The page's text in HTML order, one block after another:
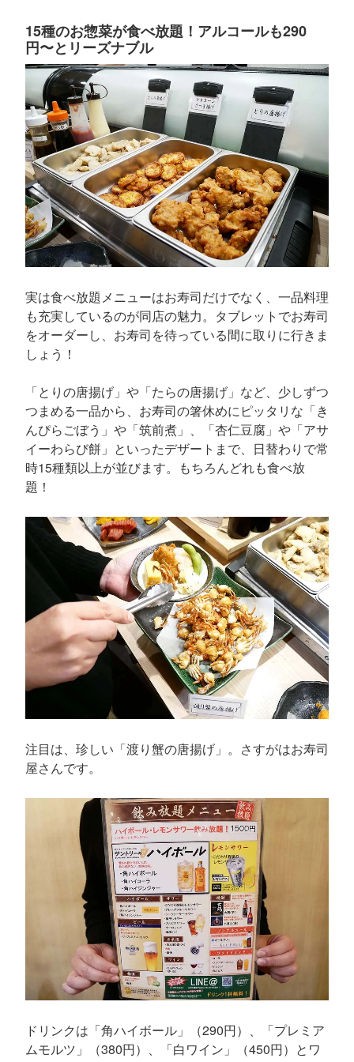
15種のお惣菜が食べ放題！アルコールも290
円〜とリーズナブル
実は食べ放題メニューはお寿司だけでなく、一品料理
も充実しているのが同店の魅力。タブレットでお寿司
をオーダーし、お寿司を待っている間に取りに行きま
しょう！
「とりの唐揚げ」や「たらの唐揚げ」など、少しずつ
つまめる一品から、お寿司の箸休めにピッタリな「き
んぴらごぼう」や「筑前煮」、「杏仁豆腐」や「アサ
イーわらび餅」といったデザートまで、日替わりで常
時15種類以上が並びます。もちろんどれも食べ放
題！
注目は、珍しい「渡り蟹の唐揚げ」。さすがはお寿司
屋さんです。
ドリンクは「角ハイボール」（290円）、「プレミア
ムモルツ」（380円）、「白ワイン」（450円）とワ